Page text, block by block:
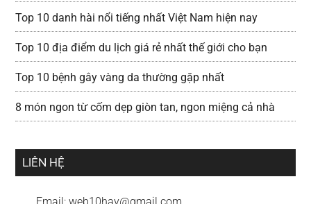
Top 10 danh hài nổi tiếng nhất Việt Nam hiện nay
Top 10 địa điểm du lịch giá rẻ nhất thế giới cho bạn
Top 10 bệnh gây vàng da thường gặp nhất
8 món ngon từ cốm dẹp giòn tan, ngon miệng cả nhà
LIÊN HỆ
Email:web10hay@gmail.com